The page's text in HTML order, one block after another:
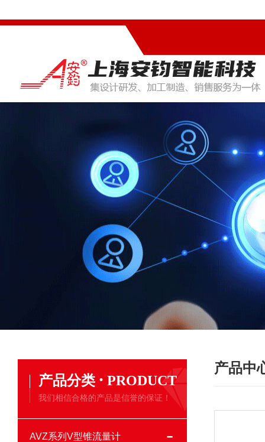
产品分类 · PRODUCT
我们相信合格的产品是信誉的保证！
AVZ系列V型锥流量计
产品中